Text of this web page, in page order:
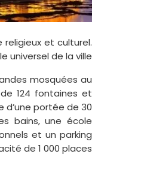
religieux et culturel.
de la ville.
mosquées au
124 fontaines et
d’une portée de 30
bains, une école
et un parking
de 1 000 places.